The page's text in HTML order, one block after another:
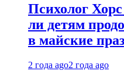
Психолог
ли детям
в майские
2 года ago2 года ago